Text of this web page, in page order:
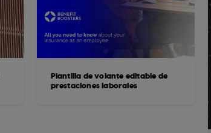
Plantilla de volante editable de
prestaciones laborales